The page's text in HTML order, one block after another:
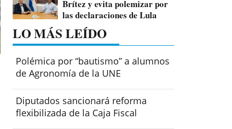
Brítez y evita polemizar por
las declaraciones de Lula
LO MÁS LEÍDO
Polémica por “bautismo” a alumnos
de Agronomía de la UNE
Diputados sancionará reforma
flexibilizada de la Caja Fiscal